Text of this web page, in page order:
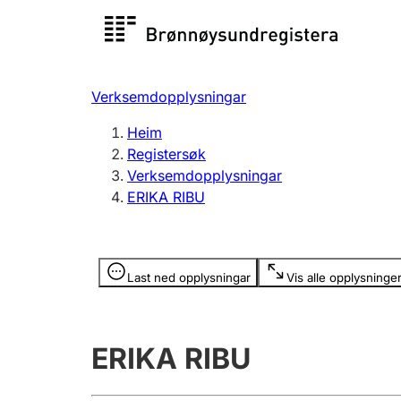
Registersøk
Registrere, endre, slette
Verksemdopplysningar
Heim
Registersøk
Verksemdopplysningar
ERIKA RIBU
Last ned opplysningar Vis alle opplysninger
Opplysninger er skjult
ERIKA RIBU